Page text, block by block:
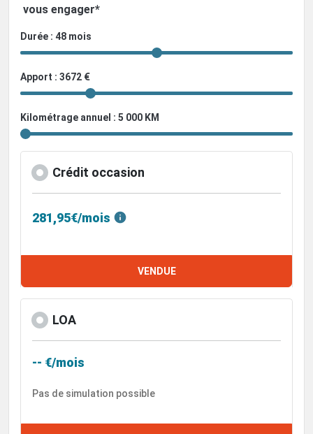
vous engager*
Durée : 48 mois
Apport : 3672 €
Kilométrage annuel : 5 000 KM
Crédit occasion
281,95€/mois
VENDUE
LOA
-- €/mois
Pas de simulation possible